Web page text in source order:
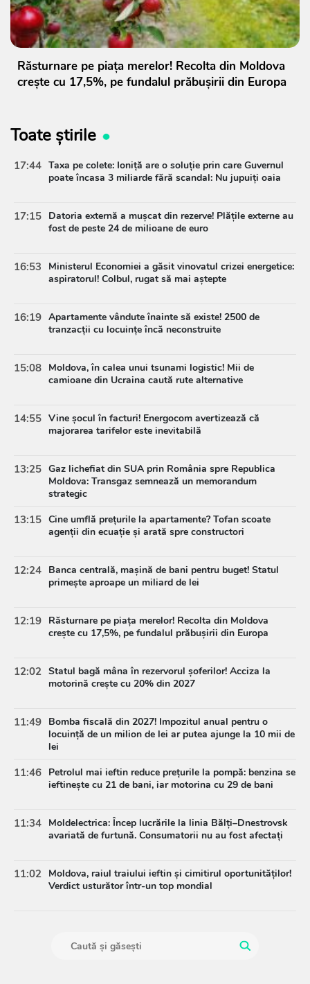
Răsturnare pe piața merelor! Recolta din Moldova
crește cu 17,5%, pe fundalul prăbușirii din Europa
Toate știrile
17:44 Taxa pe colete: Ioniță are o soluție prin care Guvernul
poate încasa 3 miliarde fără scandal: Nu jupuiți oaia
17:15 Datoria externă a mușcat din rezerve! Plățile externe au
fost de peste 24 de milioane de euro
16:53
Ministerul Economiei a găsit vinovatul crizei energetice:
aspiratorul! Colbul, rugat să mai aștepte
16:19 Apartamente vândute înainte să existe! 2500 de
tranzacții cu locuințe încă neconstruite
15:08 Moldova, în calea unui tsunami logistic! Mii de
camioane din Ucraina caută rute alternative
14:55 Vine șocul în facturi! Energocom avertizează că
majorarea tarifelor este inevitabilă
13:25 Gaz lichefiat din SUA prin România spre Republica
Moldova: Transgaz semnează un memorandum
strategic
13:15 Cine umflă prețurile la apartamente? Tofan scoate
agenții din ecuație și arată spre constructori
12:24 Banca centrală, mașină de bani pentru buget! Statul
primește aproape un miliard de lei
12:19 Răsturnare pe piața merelor! Recolta din Moldova
crește cu 17,5%, pe fundalul prăbușirii din Europa
12:02 Statul bagă mâna în rezervorul șoferilor! Acciza la
motorină crește cu 20% din 2027
11:49 Bomba fiscală din 2027! Impozitul anual pentru o
locuință de un milion de lei ar putea ajunge la 10 mii de
lei
11:46 Petrolul mai ieftin reduce prețurile la pompă: benzina se
ieftinește cu 21 de bani, iar motorina cu 29 de bani
11:34 Moldelectrica: Încep lucrările la linia Bălți–Dnestrovsk
avariată de furtună. Consumatorii nu au fost afectați
11:02 Moldova, raiul traiului ieftin și cimitirul oportunităților!
Verdict usturător într-un top mondial